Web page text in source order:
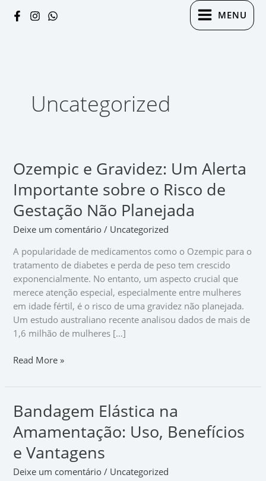
para
MENU
Uncategorized
Ozempic e Gravidez: Um Alerta
Importante sobre o Risco de
Gestação Não Planejada
Deixe um comentário / Uncategorized
A popularidade de medicamentos como o Ozempic para o
tratamento de diabetes e perda de peso tem crescido
exponencialmente. No entanto, um aspecto crucial que
merece atenção especial, especialmente entre mulheres
em idade fértil, é o risco de uma gravidez não planejada.
Um estudo australiano recente analisou dados de mais de
1,6 milhão de mulheres […]
Ozempic
e
Gravidez:
Um
Alerta
Importante
sobre
Gestação
Não
Planejada
Read More »
Bandagem Elástica na
Amamentação: Uso, Benefícios
e Vantagens
Deixe um comentário / Uncategorized
Bandagem
Elástica
na
Amamentação:
Uso,
Benefícios